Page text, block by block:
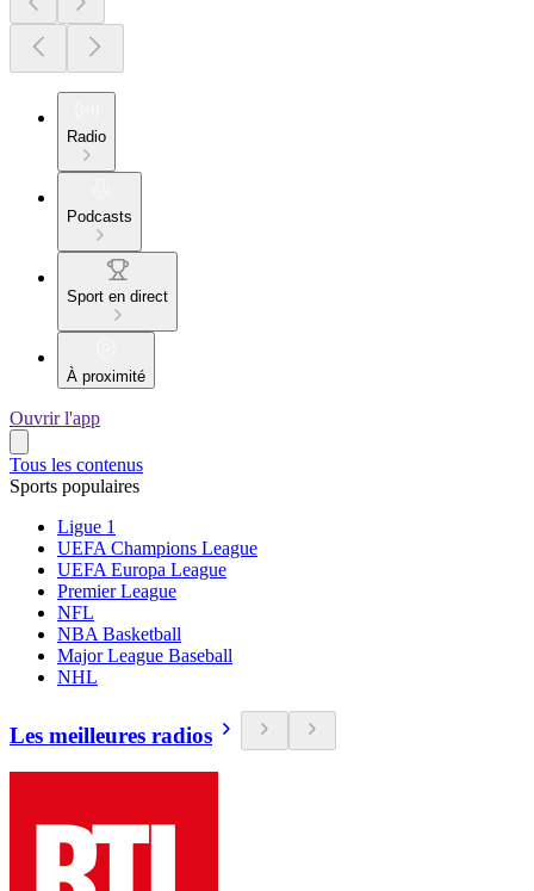
Radio
Podcasts
Sport en direct
À proximité
Ouvrir l'app
Tous les contenus
Sports populaires
Ligue 1
UEFA Champions League
UEFA Europa League
Premier League
NFL
NBA Basketball
Major League Baseball
NHL
Les meilleures radios